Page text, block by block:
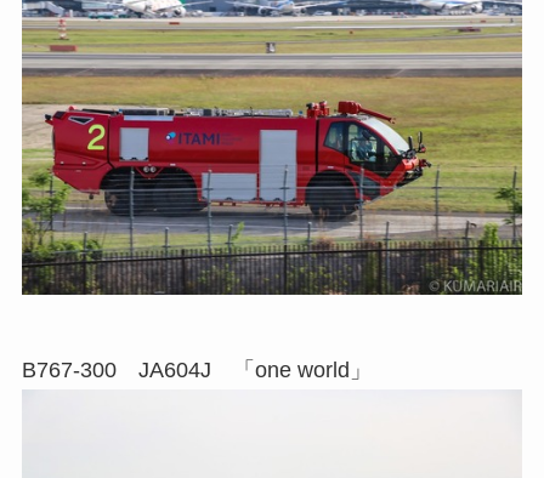
B767-300 JA604J 「one world」